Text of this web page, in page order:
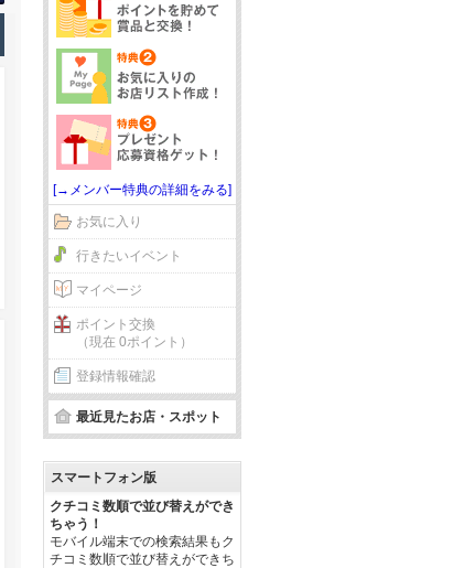
[→メンバー特典の詳細をみる]
お気に入り
行きたいイベント
マイページ
ポイント交換
（現在 0ポイント）
登録情報確認
最近見たお店・スポット
スマートフォン版
クチコミ数順で並び替えができ
ちゃう！
モバイル端末での検索結果もク
チコミ数順で並び替えができち